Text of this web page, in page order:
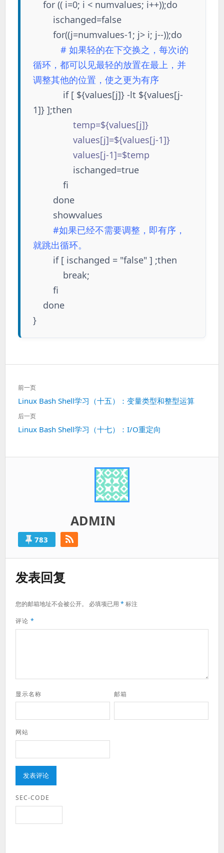
for (( i=0; i < numvalues; i++));do
ischanged=false
for((j=numvalues-1; j> i; j--));do
# 如果轻的在下交换之，每次i的
循环，都可以见最轻的放置在最上，并
调整其他的位置，使之更为有序
if [ ${values[j]} -lt ${values[j-
1]} ];then
temp=${values[j]}
values[j]=${values[j-1]}
values[j-1]=$temp
ischanged=true
fi
done
showvalues
#如果已经不需要调整，即有序，
就跳出循环。
if [ ischanged = "false" ] ;then
break;
fi
done
}
文
章
导
航
前一页
上
一
Linux Bash Shell学习（十五）：变量类型和整型运算
后一页
下
Linux Bash Shell学习（十七）：I/O重定向
ADMIN
783
发表回复
您的邮箱地址不会被公开。 必填项已用 *标注
评论 *
显示名称 邮箱
网站
SEC-CODE